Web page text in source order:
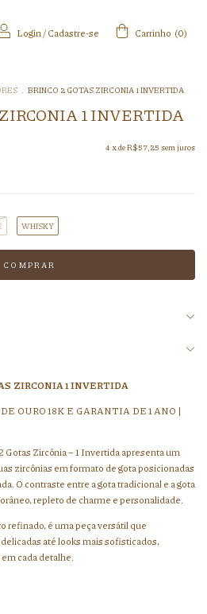
Login/Cadastre-se Carrinho (0)
. BRINCO 2 GOTAS ZIRCONIA 1 INVERTIDA
1 INVERTIDA
4 x deR$57,25 sem juros
WHISKY
ZIRCONIA 1 INVERTIDA
OURO 18K E GARANTIA DE 1 ANO |
Zircônia – 1 Invertida apresenta um
zircônias em formato de gota posicionadas
O contraste entre a gota tradicional e a gota
repleto de charme e personalidade.
refinado, é uma peça versátil que
até looks mais sofisticados,
cada detalhe.